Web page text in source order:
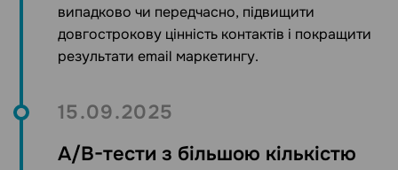
випадково чи передчасно, підвищити
довгострокову цінність контактів і покращити
результати email маркетингу.
15.09.2025
A/B-тести з більшою кількістю